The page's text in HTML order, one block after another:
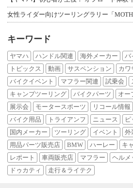
女性ライダー向けツーリングラリー「
キーワード
ヤマハ ハンドル関連 海外メーカー バ
トピックス
動画 サスペンション カワ
バイクイベント
マフラー関連 試乗会
キャンプツーリング
バイクパーツ オー
展示会
モータースポーツ リコール情報
バイク用品
トライアンフ ニュース
ピ
国内メーカー
ツーリング イベント
外
用品パーツ販売店
BMW ハーレー キ
レポート
車両販売店 マフラー ヘルメ
ドゥカティ
走行＆ライテク